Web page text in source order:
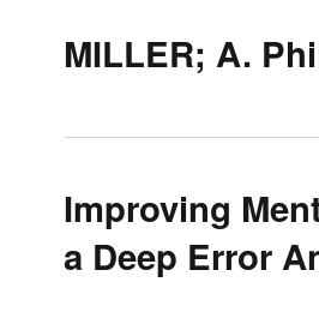
MILLER; A.
Improving
a Deep Error